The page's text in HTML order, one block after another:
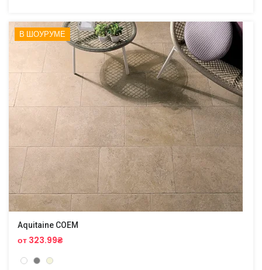
В ШОУРУМЕ
Aquitaine COEM
от 323.99₴